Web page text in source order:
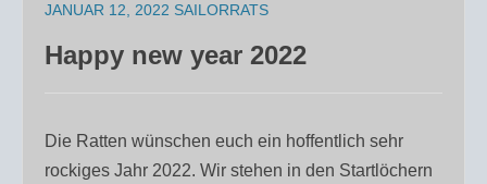
JANUAR 12, 2022 SAILORRATS
Happy new year 2022
Die Ratten wünschen euch ein hoffentlich sehr
rockiges Jahr 2022. Wir stehen in den Startlöchern